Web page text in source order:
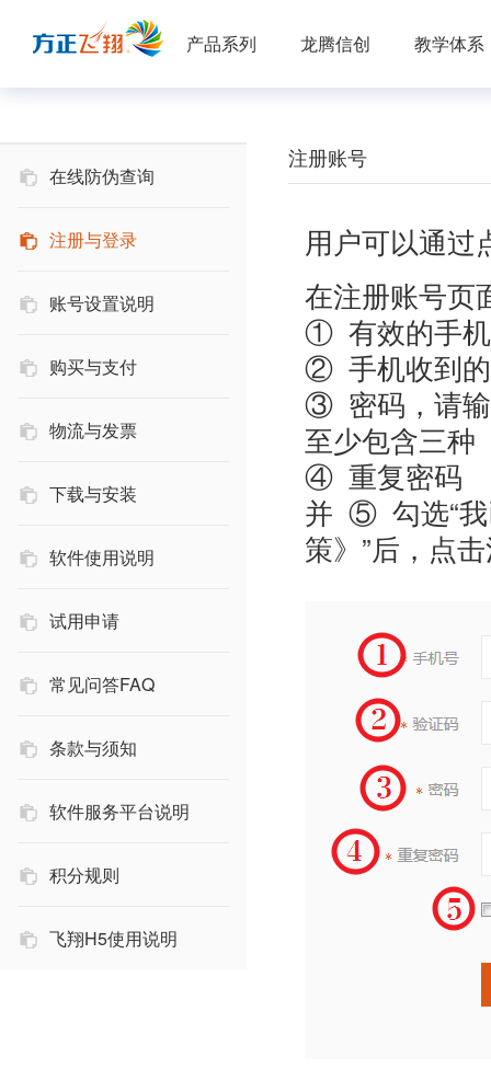
服务与帮助 首页
产品系列 龙腾信创 教学体系
在线防伪查询
注册与登录
账号设置说明
购买与支付
物流与发票
下载与安装
软件使用说明
试用申请
常见问答FAQ
条款与须知
软件服务平台说明
积分规则
飞翔H5使用说明
注册账号
用户可以通过
在注册账号页
① 有效的手
② 手机收到
③ 密码，请输
至少包含三种
④ 重复密码
并 ⑤ 勾选“我
策》”后，点